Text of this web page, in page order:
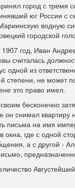
город с тремя
юг России с
водную
городской
год, Иван
считалась
одной из
не может
это право имел.
бесконечно
он снимал квартиру
письма на имя
окна, где с одной
а с другой -